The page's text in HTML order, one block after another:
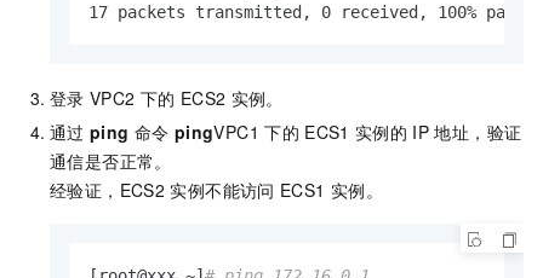
17 packets transmitted, 0 received, 100%
登录 VPC2 下的 ECS2 实例。
通过 ping 命令 pingVPC1 下的 ECS1 实例的 IP 地址，验证
通信是否正常。
经验证，ECS2 实例不能访问 ECS1 实例。